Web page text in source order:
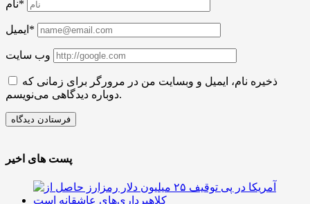
نام*
ایمیل*
وب سایت
ذخیره نام، ایمیل و وبسایت من در مرورگر برای زمانی که
دوباره دیدگاهی می‌نویسم.
پست های اخیر